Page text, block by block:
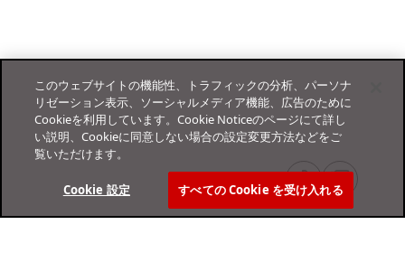
このウェブサイトの機能性、トラフィックの分析、パーソナ
リゼーション表示、ソーシャルメディア機能、広告のために
Cookieを利用しています。Cookie Noticeのページにて詳し
い説明、Cookieに同意しない場合の設定変更方法などをご
覧いただけます。
Cookie 設定 すべての Cookie を受け入れる